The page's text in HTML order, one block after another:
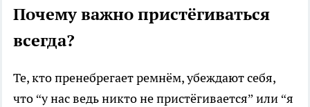
Почему важно пристёгиваться
всегда?
Те, кто пренебрегает ремнём, убеждают себя,
что “у нас ведь никто не пристёгивается” или “я